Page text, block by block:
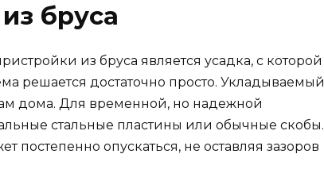
бруса
из бруса является усадка, с которой
решается достаточно просто. Укладываемый
дома. Для временной, но надежной
стальные пластины или обычные скобы.
постепенно опускаться, не оставляя зазоров